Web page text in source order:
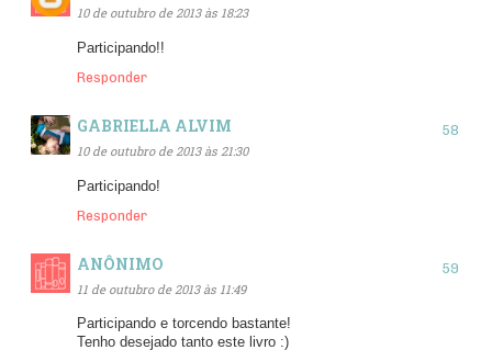
10 de outubro de 2013 às 18:23
Participando!!
Responder
GABRIELLA ALVIM
10 de outubro de 2013 às 21:30
Participando!
Responder
ANÔNIMO
11 de outubro de 2013 às 11:49
Participando e torcendo bastante!
Tenho desejado tanto este livro :)